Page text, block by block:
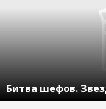
Битва шефов.